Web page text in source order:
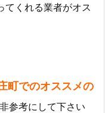
てくれる業者がオス
町でのオススメの
参考にして下さい